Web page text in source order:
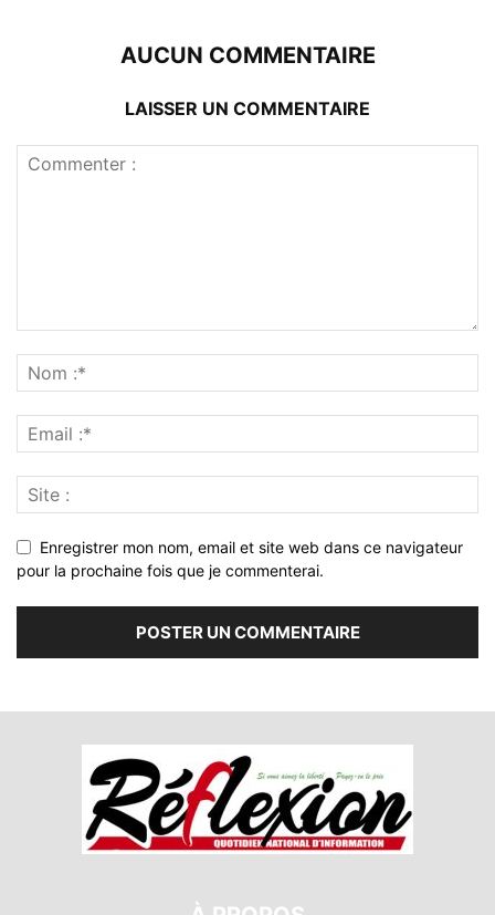
AUCUN COMMENTAIRE
LAISSER UN COMMENTAIRE
Enregistrer mon nom, email et site web dans ce navigateur
pour la prochaine fois que je commenterai.